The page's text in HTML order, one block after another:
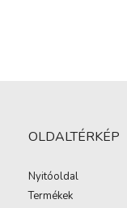
OLDALTÉRKÉP
Nyitóoldal
Termékek